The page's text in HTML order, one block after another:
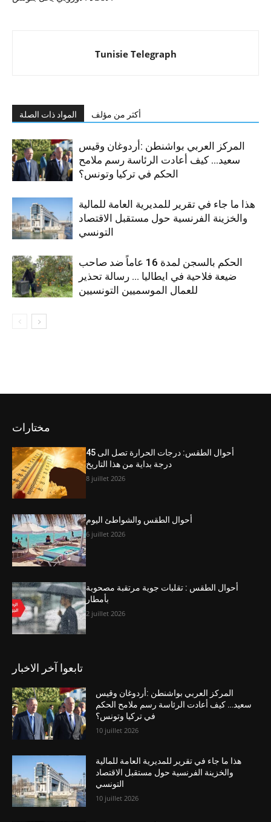
Tunisie Telegraph
المواد ذات الصلة أكثر من مؤلف
المركز العربي بواشنطن :أردوغان وقيس
سعيد… كيف أعادت الرئاسة رسم ملامح
الحكم في تركيا وتونس؟
هذا ما جاء في تقرير للمديرية العامة للمالية
والخزينة الفرنسية حول مستقبل الاقتصاد
التونسي
الحكم بالسجن لمدة 16 عاماً ضد صاحب
ضيعة فلاحية في ايطاليا … رسالة تحذير
للعمال الموسميين التونسيين
مختارات
أحوال الطقس: درجات الحرارة تصل الى 45
درجة بداية من هذا التاريخ
8 juillet 2026
أحوال الطقس والشواطئ اليوم
6 juillet 2026
أحوال الطقس : تقلبات جوية مرتقبة مصحوبة
بأمطار
2 juillet 2026
تابعوا آخر الاخبار
المركز العربي بواشنطن :أردوغان وقيس
سعيد… كيف أعادت الرئاسة رسم ملامح الحكم
في تركيا وتونس؟
10 juillet 2026
هذا ما جاء في تقرير للمديرية العامة للمالية
والخزينة الفرنسية حول مستقبل الاقتصاد
التونسي
10 juillet 2026